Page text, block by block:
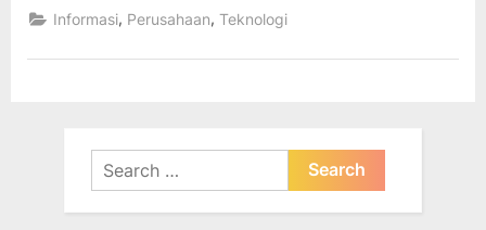
6
Bidang
Anda
Informasi, Perusahaan,Teknologi
Search
for: